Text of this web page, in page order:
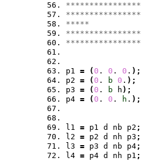
*****
p1 = ( 0 . 0 . 0 . ) ;
p2 = ( 0 . b 0 . ) ;
p3 = ( 0 . b h ) ;
p4 = ( 0 . 0 . h . ) ;
l1 = p1 d nb p2 ;
l2 = p2 d nh p3 ;
l3 = p3 d nb p4;
l4 = p4 d nh p1 ;